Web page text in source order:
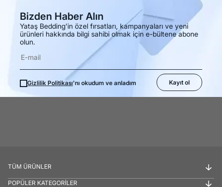
Bizden Haber Alın
Yataş Bedding'in özel fırsatları, kampanyaları ve yeni
ürünleri hakkında bilgi sahibi olmak için e-bültene abone
olun.
Gizlilik Politikası'nı okudum ve anladım Kayıt ol
TÜM ÜRÜNLER
POPÜLER KATEGORİLER